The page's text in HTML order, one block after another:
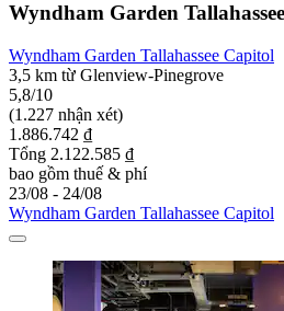
Wyndham Garden
Wyndham Garden Tallahassee Capitol
3,5 km từ Glenview-Pinegrove
5,8/10
(1.227 nhận xét)
1.886.742 ₫
Tổng 2.122.585 ₫
bao gồm thuế & phí
23/08 - 24/08
Wyndham Garden Tallahassee Capitol